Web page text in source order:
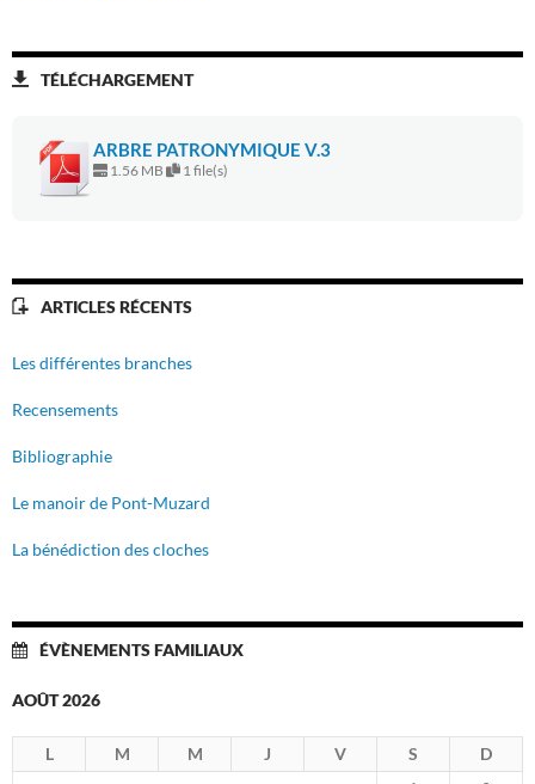
TÉLÉCHARGEMENT
ARBRE PATRONYMIQUE V.3
1.56 MB 1 file(s)
ARTICLES RÉCENTS
Les différentes branches
Recensements
Bibliographie
Le manoir de Pont-Muzard
La bénédiction des cloches
ÉVÈNEMENTS FAMILIAUX
AOÛT 2026
L M M J V S
D